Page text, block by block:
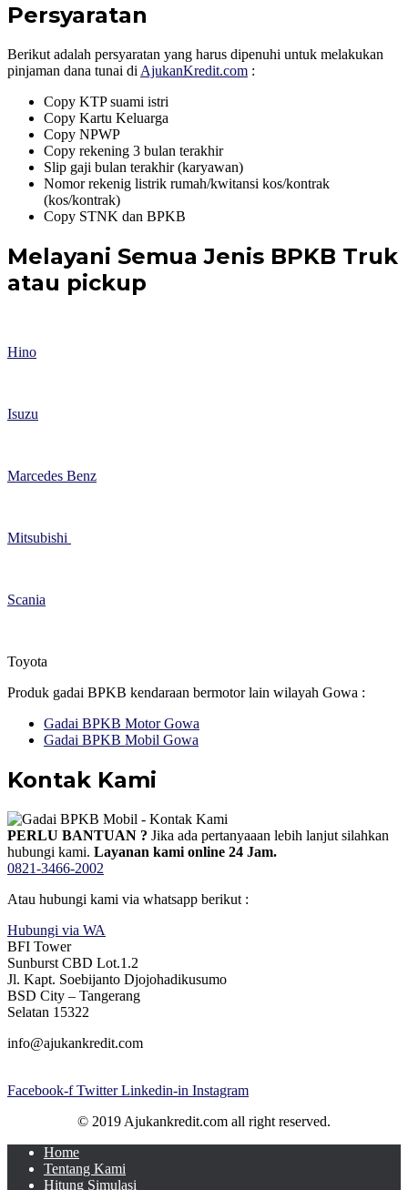
Persyaratan
Berikut adalah persyaratan yang harus dipenuhi untuk melakukan
pinjaman dana tunai di AjukanKredit.com :
Copy KTP suami istri
Copy Kartu Keluarga
Copy NPWP
Copy rekening 3 bulan terakhir
Slip gaji bulan terakhir (karyawan)
Nomor rekenig listrik rumah/kwitansi kos/kontrak
(kos/kontrak)
Copy STNK dan BPKB
Melayani Semua Jenis BPKB Truk
atau pickup
Hino
Isuzu
Marcedes Benz
Mitsubishi
Scania
Toyota
Produk gadai BPKB kendaraan bermotor lain wilayah Gowa :
Gadai BPKB Motor Gowa
Gadai BPKB Mobil Gowa
Kontak Kami
PERLU BANTUAN ? Jika ada pertanyaaan lebih lanjut silahkan
hubungi kami. Layanan kami online 24 Jam.
0821-3466-2002
Atau hubungi kami via whatsapp berikut :
Hubungi via WA
BFI Tower
Sunburst CBD Lot.1.2
Jl. Kapt. Soebijanto Djojohadikusumo
BSD City – Tangerang
Selatan 15322
info@ajukankredit.com
Facebook-f Twitter Linkedin-in Instagram
© 2019 Ajukankredit.com all right reserved.
Home
Tentang Kami
Hitung Simulasi